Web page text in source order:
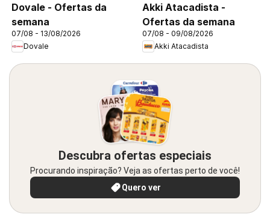
Dovale - Ofertas da
semana
07/08 - 13/08/2026
Dovale
Akki Atacadista -
Ofertas da semana
07/08 - 09/08/2026
Akki Atacadista
Descubra ofertas especiais
Procurando inspiração? Veja as ofertas perto de você!
Quero ver